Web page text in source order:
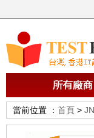
當前位置 ： 首頁 >